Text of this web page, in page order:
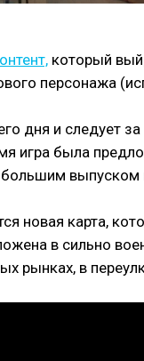
который
персонажа
дня и следует
игра была
новая карта,
в сильно
рынках, в